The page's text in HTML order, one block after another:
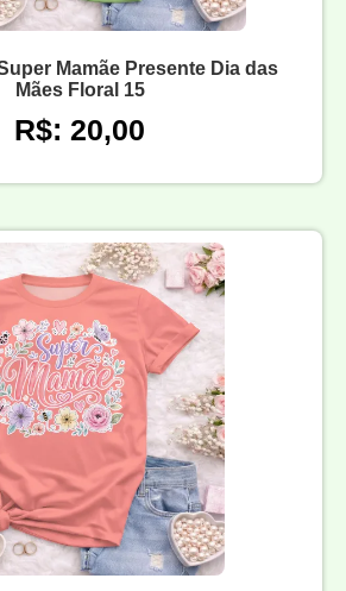
Mamãe Presente Dia das
Mães Floral 15
R$: 20,00